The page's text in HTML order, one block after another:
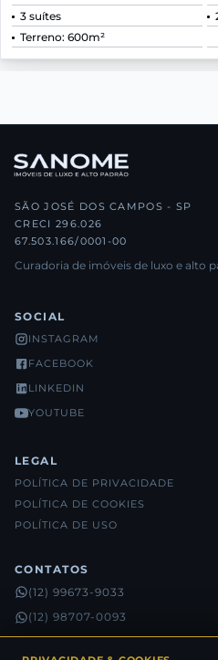
3 suítes
Terreno: 600m²
SÃO JOSÉ DOS CAMPOS - SP
CRECI 296.026
67.503.166/0001-00
Curadoria de imóveis de luxo e alto
SOCIAL
INSTAGRAM
FACEBOOK
LINKEDIN
YOUTUBE
LEGAL
POLÍTICA DE PRIVACIDADE
POLÍTICA DE COOKIES
POLÍTICA DE USO
CONTATOS
(12) 99673-9033
(12) 98707-0093
(12) 98815-5632